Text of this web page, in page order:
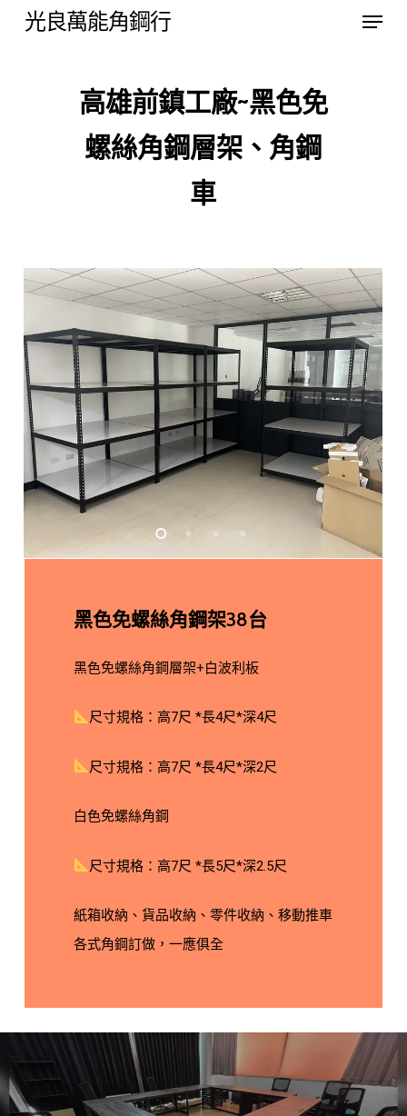
光良萬能角鋼行 Menu
高雄前鎮工廠~黑色免
螺絲角鋼層架、角鋼
車
黑色免螺絲角鋼架38台
黑色免螺絲角鋼層架+白波利板
尺寸規格：高7尺 *長4尺*深4尺
尺寸規格：高7尺 *長4尺*深2尺
白色免螺絲角鋼
尺寸規格：高7尺 *長5尺*深2.5尺
紙箱收納、貨品收納、零件收納、移動推車
各式角鋼訂做，一應俱全